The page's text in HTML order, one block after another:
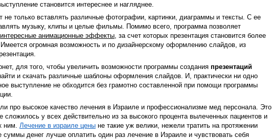
становится интереснее и нагляднее.
не только вставлять различные фотографии, картинки, диаграммы и тексты. С ее
музыку, клипы и целые фильмы. Помимо всего, программа позволяет
интересные анимационные эффекты, за счет которых презентация становится более
огромная возможность и по дизайнерскому оформлению слайдов, из
для того, чтобы увеличить возможности программы создания презентаций
и скачать различные шаблоны оформления слайдов. И, практически ни одно
выступление не обходится без грамотно составленной при помощи программы
про высокое качество лечения в Израиле и профессионализме мед персонала. Это
у всех действительно из за высокого процента вылеченных пациентов и
ним. Лечение в израиле цены не такие уж велики, нежели тратить на протяжении
суммы денег лучше оплатить один раз лечение в Израиле и чувствовать себя